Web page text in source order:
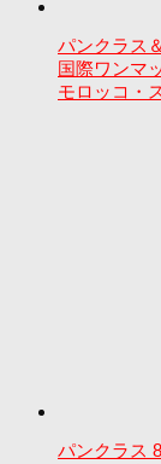
パンクラス
国際ワンマ
モロッコ・
パンクラス